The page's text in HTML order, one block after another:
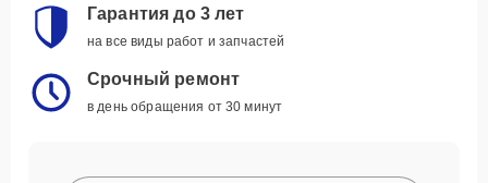
Гарантия до 3 лет
на все виды работ и запчастей
Срочный ремонт
в день обращения от 30 минут